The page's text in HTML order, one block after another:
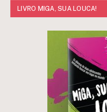
LIVRO MIGA, SUA LOUCA!